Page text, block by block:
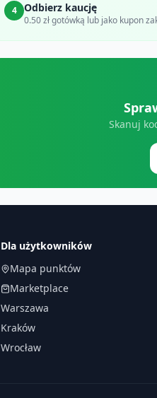
4
Odbierz kaucję
0.50 zł gotówką lub jako kupon
Skanuj
Dla użytkowników
Mapa punktów
Marketplace
Warszawa
Kraków
Wrocław